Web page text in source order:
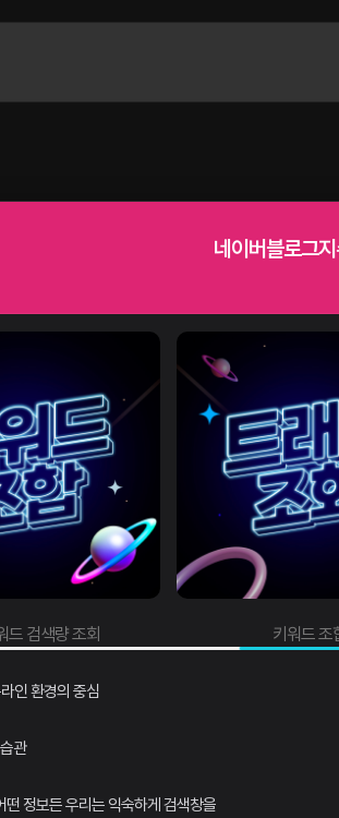
네이버블로그
색량 조회 키워드 조합
인 환경의 중심
관
떤 정보든 우리는 익숙하게 검색창을